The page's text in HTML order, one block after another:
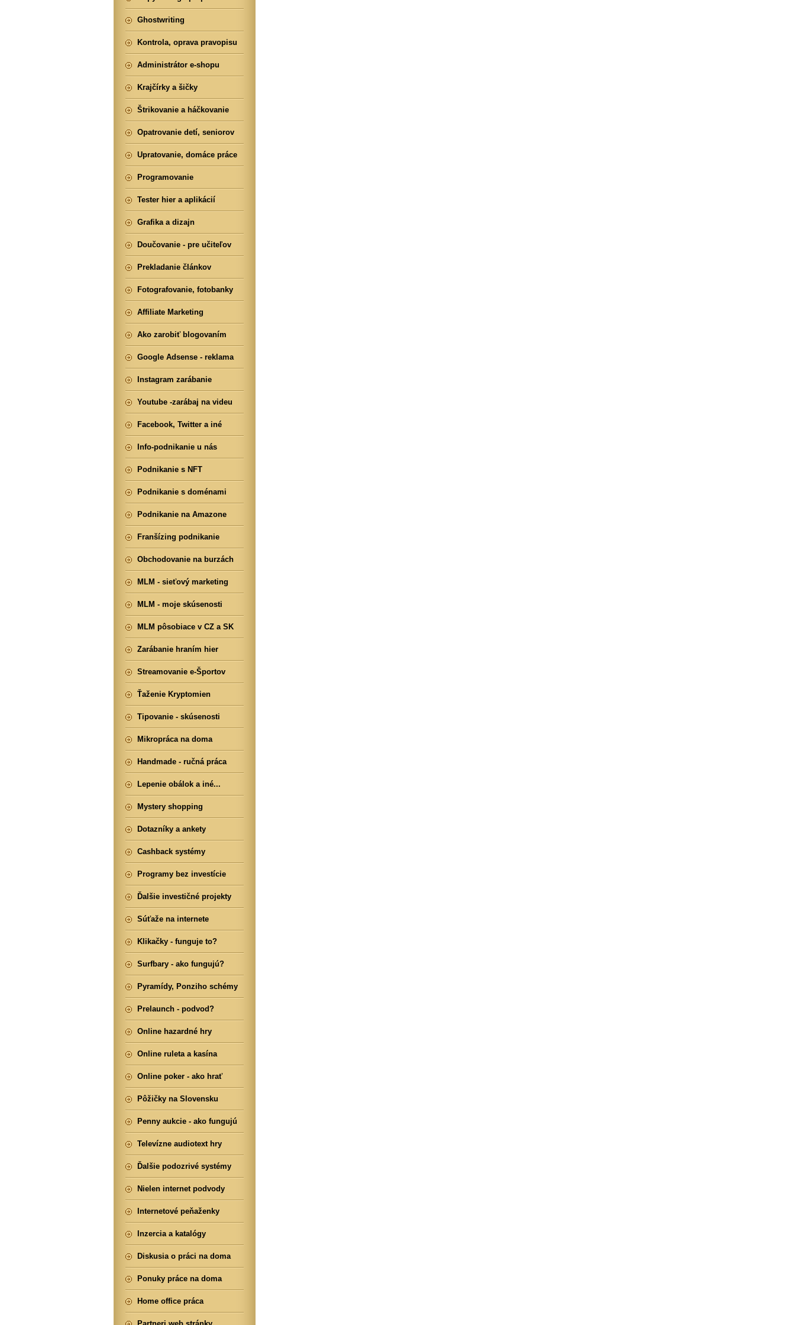
Ghostwriting
Kontrola, oprava pravopisu
Administrátor e-shopu
Krajčírky a šičky
Štrikovanie a háčkovanie
Opatrovanie detí, seniorov
Upratovanie, domáce práce
Programovanie
Tester hier a aplikácií
Grafika a dizajn
Doučovanie - pre učiteľov
Prekladanie článkov
Fotografovanie, fotobanky
Affiliate Marketing
Ako zarobiť blogovaním
Google Adsense - reklama
Instagram zarábanie
Youtube -zarábaj na videu
Facebook, Twitter a iné
Info-podnikanie u nás
Podnikanie s NFT
Podnikanie s doménami
Podnikanie na Amazone
Franšízing podnikanie
Obchodovanie na burzách
MLM - sieťový marketing
MLM - moje skúsenosti
MLM pôsobiace v CZ a SK
Zarábanie hraním hier
Streamovanie e-Športov
Ťaženie Kryptomien
Tipovanie - skúsenosti
Mikropráca na doma
Handmade - ručná práca
Lepenie obálok a iné...
Mystery shopping
Dotazníky a ankety
Cashback systémy
Programy bez investície
Ďalšie investičné projekty
Súťaže na internete
Klikačky - funguje to?
Surfbary - ako fungujú?
Pyramídy, Ponziho schémy
Prelaunch - podvod?
Online hazardné hry
Online ruleta a kasína
Online poker - ako hrať
Pôžičky na Slovensku
Penny aukcie - ako fungujú
Televízne audiotext hry
Ďalšie podozrivé systémy
Nielen internet podvody
Internetové peňaženky
Inzercia a katalógy
Diskusia o práci na doma
Ponuky práce na doma
Home office práca